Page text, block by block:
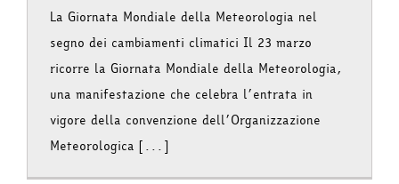
La Giornata Mondiale della Meteorologia nel
segno dei cambiamenti climatici Il 23 marzo
ricorre la Giornata Mondiale della Meteorologia,
una manifestazione che celebra l’entrata in
vigore della convenzione dell’Organizzazione
Meteorologica [...]